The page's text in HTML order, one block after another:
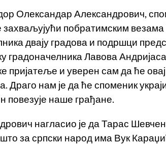
Олександар Александрович,
захваљујући побратимским
двају градова и подршци
градоначелника Лавова
пријатеље и уверен сам да ће
Драго нам је да ће споменик
повезује наше грађане.
нагласио је да Тарас
за српски народ има Вук